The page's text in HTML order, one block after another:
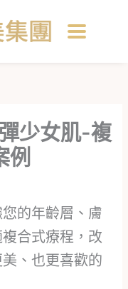
少女肌-複
例
的年齡層、膚
合式療程，改
、也更喜歡的